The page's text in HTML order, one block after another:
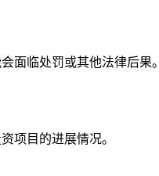
面临处罚或其他法律后果。
项目的进展情况。